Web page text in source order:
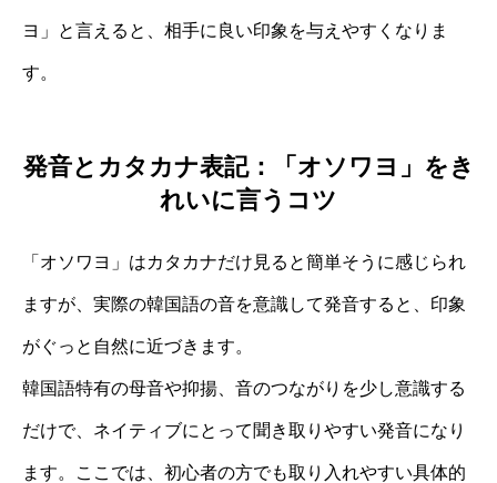
ヨ」と言えると、相手に良い印象を与えやすくなりま
す。
発音とカタカナ表記：「オソワヨ」をき
れいに言うコツ
「オソワヨ」はカタカナだけ見ると簡単そうに感じられ
ますが、実際の韓国語の音を意識して発音すると、印象
がぐっと自然に近づきます。
韓国語特有の母音や抑揚、音のつながりを少し意識する
だけで、ネイティブにとって聞き取りやすい発音になり
ます。ここでは、初心者の方でも取り入れやすい具体的